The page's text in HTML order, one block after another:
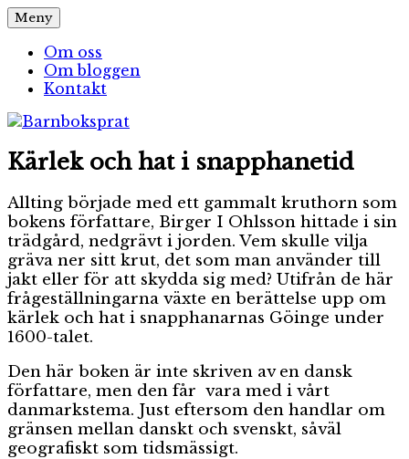
Hoppa
till
innehåll
Barnboksprat
– en blogg om barnböcker
Meny
Om oss
Om bloggen
Kontakt
Kärlek och hat i snapphanetid
Allting började med ett gammalt kruthorn som
bokens författare, Birger I Ohlsson hittade i sin
trädgård, nedgrävt i jorden. Vem skulle vilja
gräva ner sitt krut, det som man använder till
jakt eller för att skydda sig med? Utifrån de här
frågeställningarna växte en berättelse upp om
kärlek och hat i snapphanarnas Göinge under
1600-talet.
Den här boken är inte skriven av en dansk
författare, men den får vara med i vårt
danmarkstema. Just eftersom den handlar om
gränsen mellan danskt och svenskt, såväl
geografiskt som tidsmässigt.